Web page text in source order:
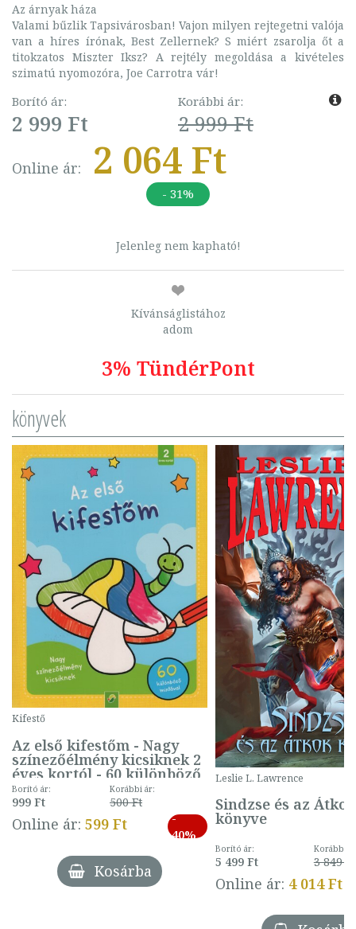
Az árnyak háza
Valami bűzlik Tapsivárosban! Vajon milyen rejtegetni valója
van a híres írónak, Best Zellernek? S miért zsarolja őt a
titokzatos Miszter Iksz? A rejtély megoldása a kivételes
szimatú nyomozóra, Joe Carrotra vár!
Borító ár:
2 999 Ft
Korábbi ár:
2 999 Ft
Online ár: 2 064 Ft
- 31%
Jelenleg nem kapható!
Kívánságlistához
adom
3% TündérPont
könyvek
Kifestő
Az első kifestőm - Nagy
színezőélmény kicsiknek 2
éves kortól - 60 különböző
mintával (gombás)
Borító ár:
999 Ft
Korábbi ár:
500 Ft
Online ár: 599 Ft
-
40%
Kosárba
Leslie L. Lawrence
Sindzse és az Átkok
könyve
Borító ár:
5 499 Ft
Korábbi
3 849 Ft
Online ár: 4 014 Ft